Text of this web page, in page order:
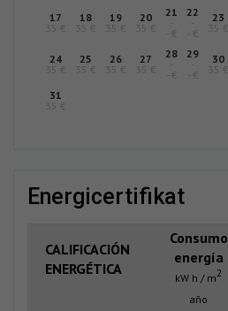
17
35 €
18
35 €
19
35 €
20
35 €
21
- €
22
- €
23
35 €
24
35 €
25
35 €
26
35 €
27
35 €
28
- €
29
- €
30
35 €
31
35 €
energicertifikat
CALIFICACIÓN
ENERGÉTICA
Consumo
energía
kW h / m2
año